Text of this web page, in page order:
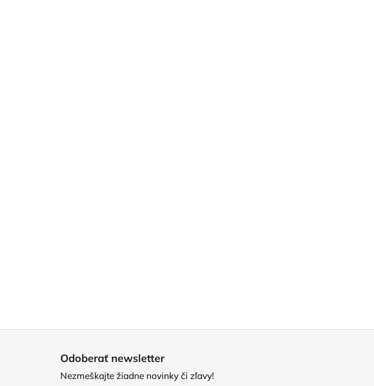
Odoberať newsletter
Nezmeškajte žiadne novinky či zľavy!